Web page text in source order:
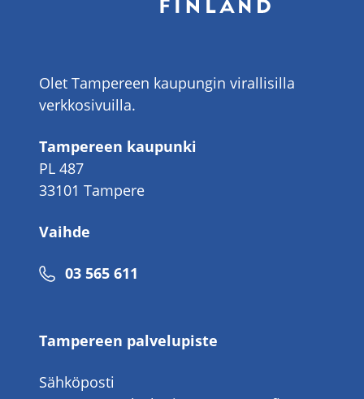
Olet Tampereen kaupungin virallisilla
verkkosivuilla.
Tampereen kaupunki
PL 487
33101 Tampere
Vaihde
Puhelinnumero
03 565 611
Tampereen palvelupiste
Sähköposti